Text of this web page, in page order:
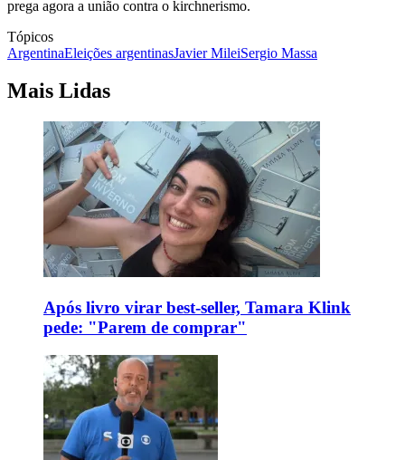
prega agora a união contra o kirchnerismo.
Tópicos
ArgentinaEleições argentinasJavier MileiSergio Massa
Mais Lidas
Após livro virar best-seller, Tamara Klink
pede: "Parem de comprar"